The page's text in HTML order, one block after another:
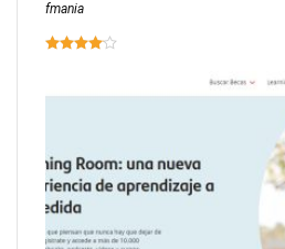
fmania